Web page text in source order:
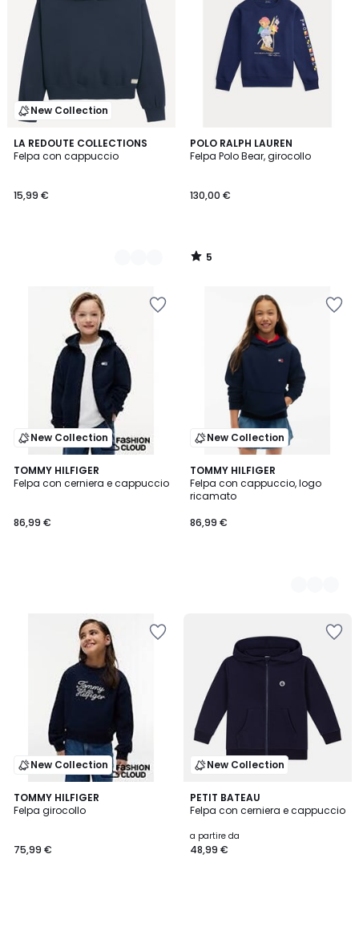
New Collection
LA REDOUTE COLLECTIONS
Felpa con cappuccio
15,99 €
3
Colori
POLO RALPH LAUREN
Felpa Polo Bear, girocollo
130,00 €
5
/
5
/
New Collection
TOMMY HILFIGER
Felpa con cerniera e cappuccio
86,99 €
New Collection
TOMMY HILFIGER
Felpa con cappuccio, logo
ricamato
86,99 €
2
Colori
New Collection
TOMMY HILFIGER
Felpa girocollo
75,99 €
New Collection
PETIT BATEAU
Felpa con cerniera e cappuccio
a partire da
48,99 €